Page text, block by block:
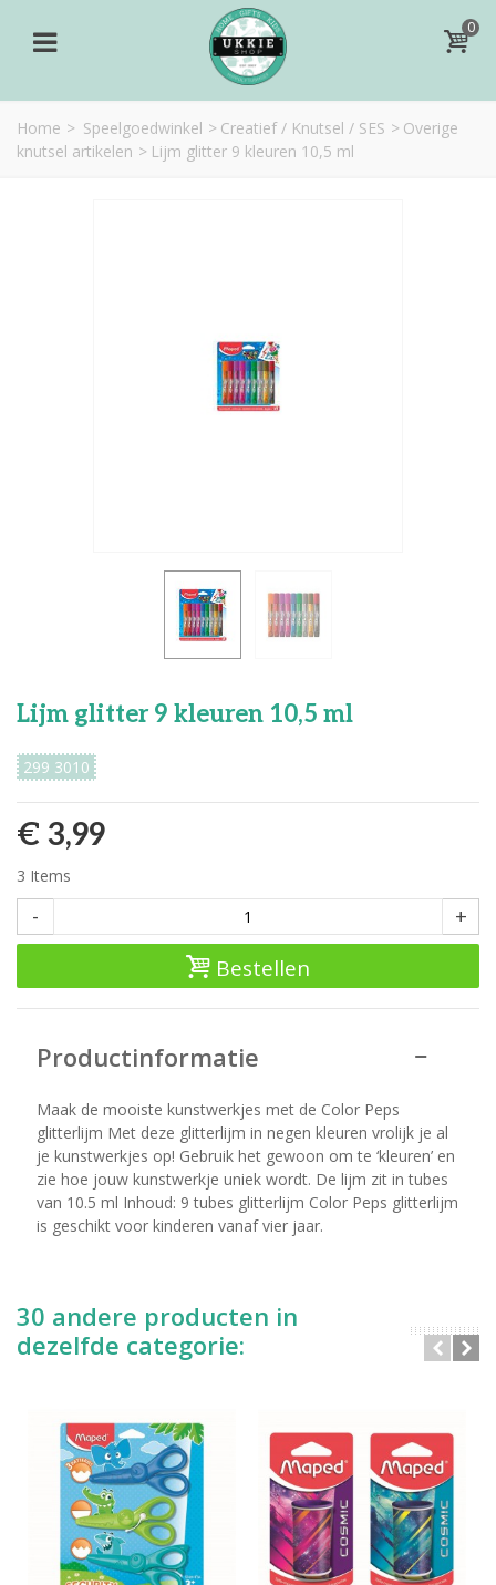
0
Home > Speelgoedwinkel > Creatief / Knutsel / SES > Overige
knutsel artikelen > Lijm glitter 9 kleuren 10,5 ml
Lijm glitter 9 kleuren 10,5 ml
299 3010
€ 3,99
3 Items
- +
Bestellen
Productinformatie
Maak de mooiste kunstwerkjes met de Color Peps
glitterlijm Met deze glitterlijm in negen kleuren vrolijk je al
je kunstwerkjes op! Gebruik het gewoon om te ‘kleuren’ en
zie hoe jouw kunstwerkje uniek wordt. De lijm zit in tubes
van 10.5 ml Inhoud: 9 tubes glitterlijm Color Peps glitterlijm
is geschikt voor kinderen vanaf vier jaar.
30 andere producten in
dezelfde categorie: